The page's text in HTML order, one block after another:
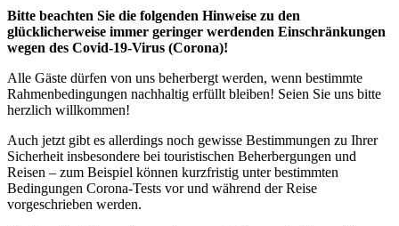
Bitte beachten Sie die folgenden Hinweise zu den
glücklicherweise immer geringer werdenden Einschränkungen
wegen des Covid-19-Virus (Corona)!
Alle Gäste dürfen von uns beherbergt werden, wenn bestimmte
Rahmenbedingungen nachhaltig erfüllt bleiben! Seien Sie uns bitte
herzlich willkommen!
Auch jetzt gibt es allerdings noch gewisse Bestimmungen zu Ihrer
Sicherheit insbesondere bei touristischen Beherbergungen und
Reisen – zum Beispiel können kurzfristig unter bestimmten
Bedingungen Corona-Tests vor und während der Reise
vorgeschrieben werden.